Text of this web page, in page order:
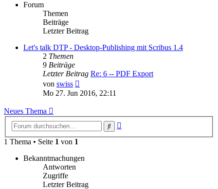
Forum
Themen
Beiträge
Letzter Beitrag
Let's talk DTP - Desktop-Publishing mit Scribus 1.4
2 Themen
9 Beiträge
Letzter Beitrag Re: 6 -- PDF Export
von swiss
Beitrag
Mo 27. Jun 2016, 22:11
Neues Thema
Suche
1 Thema • Seite 1 von 1
Bekanntmachungen
Antworten
Zugriffe
Letzter Beitrag